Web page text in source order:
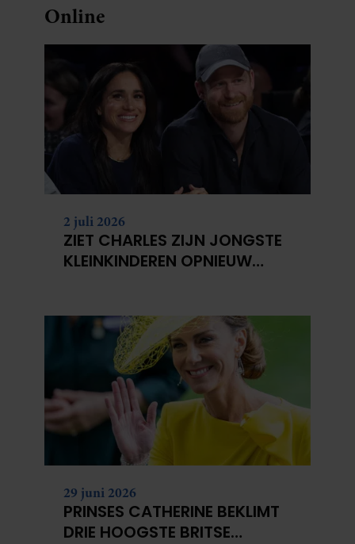
Online
2 juli 2026
ZIET CHARLES ZIJN JONGSTE
KLEINKINDEREN OPNIEUW
29 juni 2026
PRINSES CATHERINE BEKLIMT
DRIE HOOGSTE BRITSE